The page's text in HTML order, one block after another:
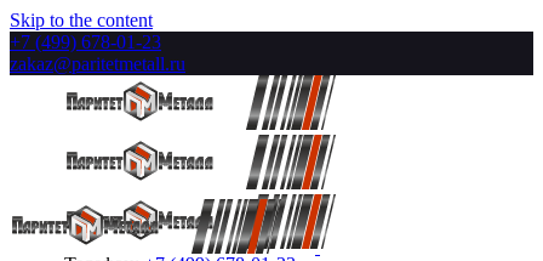
Skip to the content
+7 (499) 678-01-23
zakaz@paritetmetall.ru